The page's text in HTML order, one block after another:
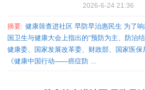
2026-6-24 21:36
摘要: 健康筛查进社区 早防早治惠民生 为了
国卫生与健康大会上指出的“预防为主、防治
健康委、国家发展改革委、财政部、国家医保
《健康中国行动——癌症防 ...